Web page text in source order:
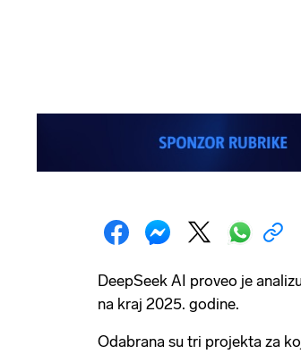
DeepSeek AI proveo je
na kraj 2025. godine.
Odabrana su tri projekta za